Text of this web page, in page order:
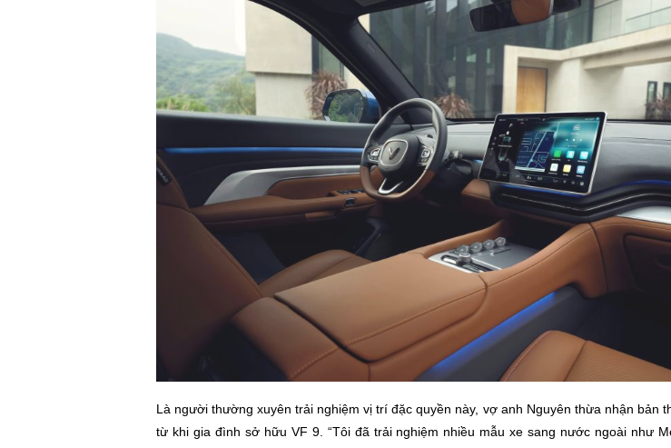
Là người thường xuyên trải nghiệm vị trí đặc quyền này, vợ anh Nguyên thừa nhận bản
từ khi gia đình sở hữu VF 9. “Tôi đã trải nghiệm nhiều mẫu xe sang nước ngoài như